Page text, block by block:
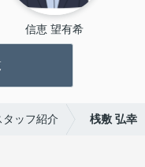
信恵 望有希
タッフ紹介 桟敷 弘幸